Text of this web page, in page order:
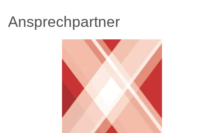
Ansprechpartner